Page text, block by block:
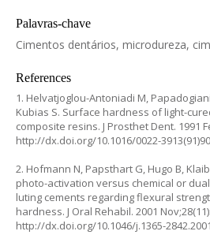
Palavras-chave
Cimentos dentários, microdureza,
References
1. Helvatjoglou-Antoniadi M,
Kubias S. Surface hardness of light-
composite resins. J Prosthet Dent. 1991
http://dx.doi.org/10.1016/0022-
2. Hofmann N, Papsthart G, Hugo B,
photo-activation versus chemical or
luting cements regarding flexural
hardness. J Oral Rehabil. 2001
http://dx.doi.org/10.1046/j.1365-